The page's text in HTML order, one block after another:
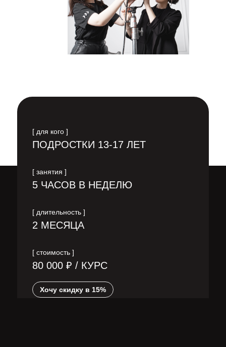
[ для кого ]
ПОДРОСТКИ 13-17 ЛЕТ
Хочу скидку в 15%
[ длительность ]
2 МЕСЯЦА
[ занятия ]
5 ЧАСОВ В НЕДЕЛЮ
[ стоимость ]
80 000 ₽ / КУРС